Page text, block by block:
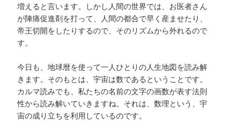
増えると言います。しかし人間の世界では、お医者さん
が陣痛促進剤を打って、人間の都合で早く産ませたり、
帝王切開をしたりするので、そのリズムから外れるので
す。
今日も、地球暦を使って一人ひとりの人生地図を読み解
きます。そのもとは、宇宙は数であるということです。
カルマ読みでも、私たちの名前の文字の画数が表す法則
性から読み解いていきますね。それは、数理という、宇
宙の成り立ちを利用しているのです。